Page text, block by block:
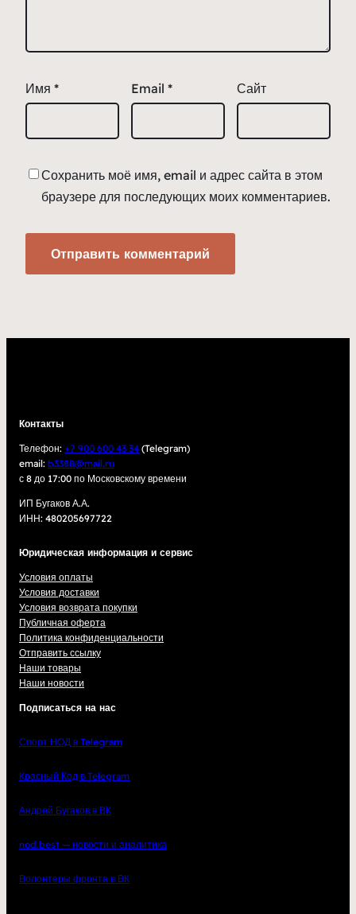
Имя * Email * Сайт
Сохранить моё имя, email и адрес сайта в этом
браузере для последующих моих комментариев.
Контакты
Телефон: +7 900 600 43 34 (Telegram)
email: b3388@mail.ru
с 8 до 17:00 по Московскому времени
ИП Бугаков А.А.
ИНН: 480205697722
Юридическая информация и сервис
Условия оплаты
Условия доставки
Условия возврата покупки
Публичная оферта
Политика конфиденциальности
Отправить ссылку
Наши товары
Наши новости
Подписаться на нас
Спорт НОД в Telegram
Красный Код в Telegram
Андрей Бугаков в ВК
nod.best — новости и аналитика
Волонтеры фронта в ВК